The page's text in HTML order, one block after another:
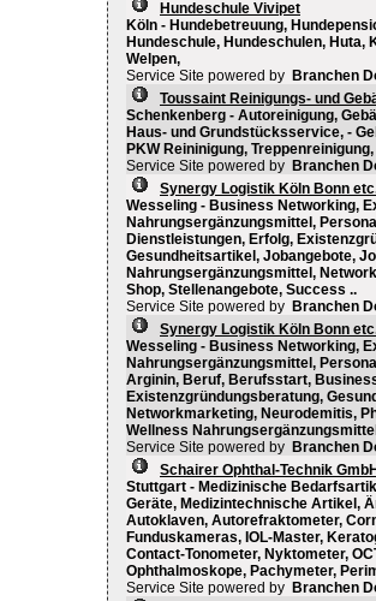
Hundeschule Vivipet
Köln - Hundebetreuung,
Hundeschule, Hundeschulen, Huta,
Welpen,
Service Site powered by Branchen
Toussaint Reinigungs- und
Schenkenberg - Autoreinigung,
Haus- und Grundstücksservice, -
PKW Reininigung, Treppenreinigung,
Service Site powered by Branchen
Synergy Logistik Köln Bonn
Wesseling - Business Networking,
Nahrungsergänzungsmittel,
Dienstleistungen, Erfolg,
Gesundheitsartikel, Jobangebote,
Nahrungsergänzungsmittel,
Shop, Stellenangebote, Success ..
Service Site powered by Branchen
Synergy Logistik Köln Bonn
Wesseling - Business Networking,
Nahrungsergänzungsmittel,
Arginin, Beruf, Berufsstart,
Existenzgründungsberatung,
Networkmarketing, Neurodemitis,
Wellness
Service Site powered by Branchen
Schairer Ophthal-Technik
Stuttgart - Medizinische
Geräte, Medizintechnische Artikel,
Autoklaven, Autorefraktometer,
Funduskameras, IOL-Master,
Contact-Tonometer, Nyktometer,
Ophthalmoskope, Pachymeter,
Service Site powered by Branchen